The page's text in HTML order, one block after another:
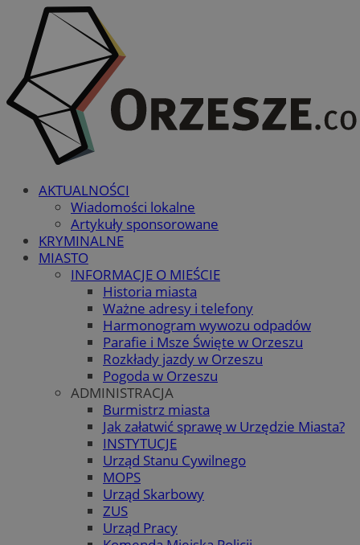
AKTUALNOŚCI
Wiadomości lokalne
Artykuły sponsorowane
KRYMINALNE
MIASTO
INFORMACJE O MIEŚCIE
Historia miasta
Ważne adresy i telefony
Harmonogram wywozu odpadów
Parafie i Msze Święte w Orzeszu
Rozkłady jazdy w Orzeszu
Pogoda w Orzeszu
ADMINISTRACJA
Burmistrz miasta
Jak załatwić sprawę w Urzędzie Miasta?
INSTYTUCJE
Urząd Stanu Cywilnego
MOPS
Urząd Skarbowy
ZUS
Urząd Pracy